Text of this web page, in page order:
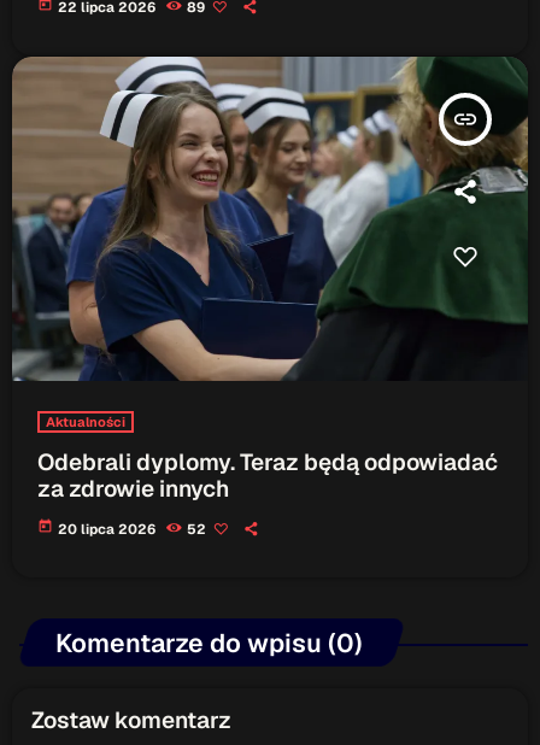
today 22 lipca 2026 89
insert_link
Aktualności
Odebrali dyplomy. Teraz będą odpowiadać
za zdrowie innych
today 20 lipca 2026 52
Komentarze do wpisu (0)
Zostaw komentarz